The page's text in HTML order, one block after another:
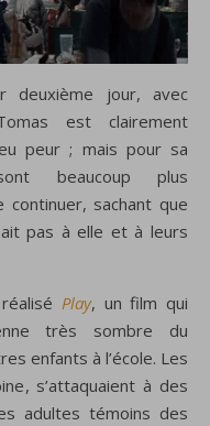
deuxième jour, avec
est
clairement
peur ; mais pour sa
beaucoup plus
continuer, sachant que
pas à elle et à leurs
Play, un film qui
très sombre du
enfants à l’école. Les
s’attaquaient à des
adultes témoins des